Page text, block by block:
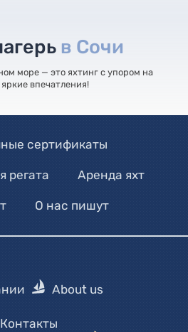
в Сочи
море — это яхтинг с упором на
впечатления!
сертификаты
регата Аренда яхт
О нас пишут
About us
Контакты